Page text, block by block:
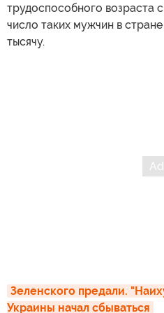
трудоспособного возраста
число таких мужчин в
тысячу.
Зеленского предали.
Украины начал сбываться